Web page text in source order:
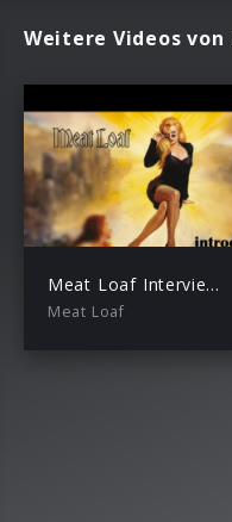
Weitere Videos
Meat Loaf Interview 2010
Meat Loaf